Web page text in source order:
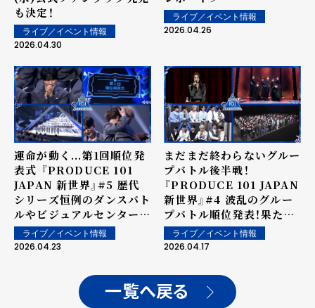
も決定！
ライブ／イベント情報
2026.04.30
ライブ／イベント情報
2026.04.26
運命が動く...第1回順位発
表式 『PRODUCE 101
JAPAN 新世界』#5 歴代
シリーズ恒例のダンスバト
ルやビジュアルセンターも
発表！
ライブ／イベント情報
2026.04.23
まだまだ終わらないグルー
プバトル後半戦！
『PRODUCE 101 JAPAN
新世界』#4 波乱のグルー
プバトル順位発表！果たし
て、101人のトップに輝く
のは！？
ライブ／イベント情報
2026.04.17
一覧へ戻る